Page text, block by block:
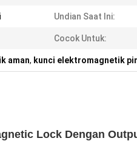
Undian Saat Ini:
Cocok Untuk:
aman, kunci elektromagnetik
Lock Dengan